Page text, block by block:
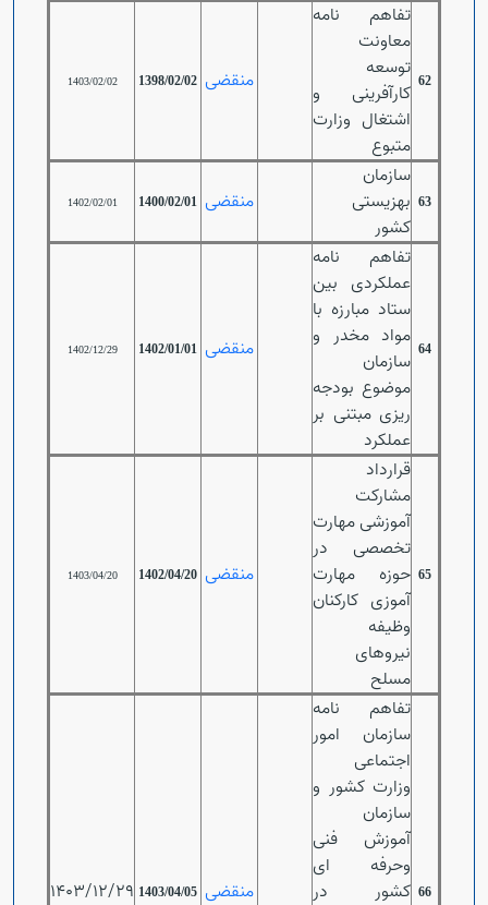
62
تفاهم نامه
معاونت
توسعه
کارآفرینی و
اشتغال وزارت
متبوع
منقضی 1398/02/02
1403/02/02
63
سازمان
بهزیستی
کشور
منقضی 1400/02/01
1402/02/01
64
تفاهم نامه
عملکردی بین
ستاد مبارزه با
مواد مخدر و
سازمان
موضوع بودجه
ریزی مبتنی بر
عملکرد
منقضی 1402/01/01
1402/12/29
65
قرارداد
مشارکت
آموزشی مهارت
تخصصی در
حوزه مهارت
آموزی کارکنان
وظیفه
نیروهای
مسلح
منقضی 1402/04/20
1403/04/20
66
تفاهم نامه
سازمان امور
اجتماعی
وزارت کشور و
سازمان
آموزش فنی
وحرفه ای
کشور در
منقضی 1403/04/05
1403/12/29